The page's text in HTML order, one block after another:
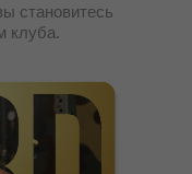
становитесь
клуба.